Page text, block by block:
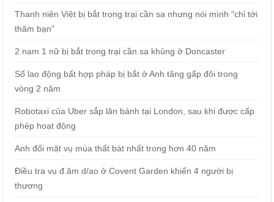
Thanh niên Việt bị bắt trong trại cần sa nhưng nói mình "chỉ tới
thăm bạn"
2 nam 1 nữ bị bắt trong trại cần sa khủng ở Doncaster
Số lao động bất hợp pháp bị bắt ở Anh tăng gấp đôi trong
vòng 2 năm
Robotaxi của Uber sắp lăn bánh tại London, sau khi được cấp
phép hoạt động
Anh đối mặt vụ mùa thất bát nhất trong hơn 40 năm
Điều tra vụ đ.âm d/ao ở Covent Garden khiến 4 người bị
thương